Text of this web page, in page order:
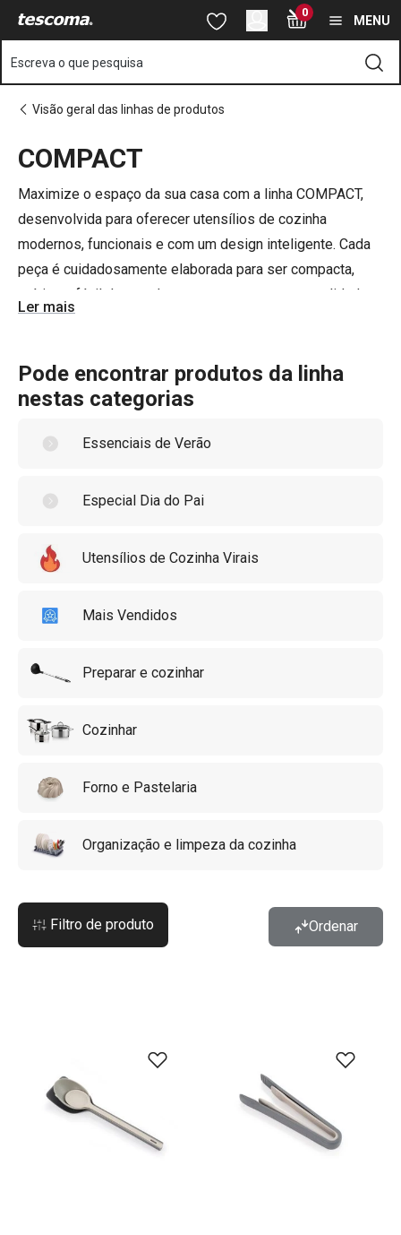
Saltar para o conteúdo principal
Saltar para a pesquisa
Saltar para a navegação 0
MENU
Escreva o que pesquisa
Visão geral das linhas de produtos
COMPACT
Maximize o espaço da sua casa com a linha COMPACT,
desenvolvida para oferecer utensílios de cozinha
modernos, funcionais e com um design inteligente. Cada
peça é cuidadosamente elaborada para ser compacta,
prática e fácil de guardar, sem comprometer a qualidade
ou a estética. Desde utensílios até louças versáteis,
organização da sua cozinha mais simples e eficiente.
Descubra como otimizar o espaço sem abrir mão do
Ler mais
Pode encontrar produtos da linha
nestas categorias
Essenciais de Verão
Especial Dia do Pai
Utensílios de Cozinha Virais
Mais Vendidos
Preparar e cozinhar
Cozinhar
Forno e Pastelaria
Organização e limpeza da cozinha
Filtro de produto Ordenar